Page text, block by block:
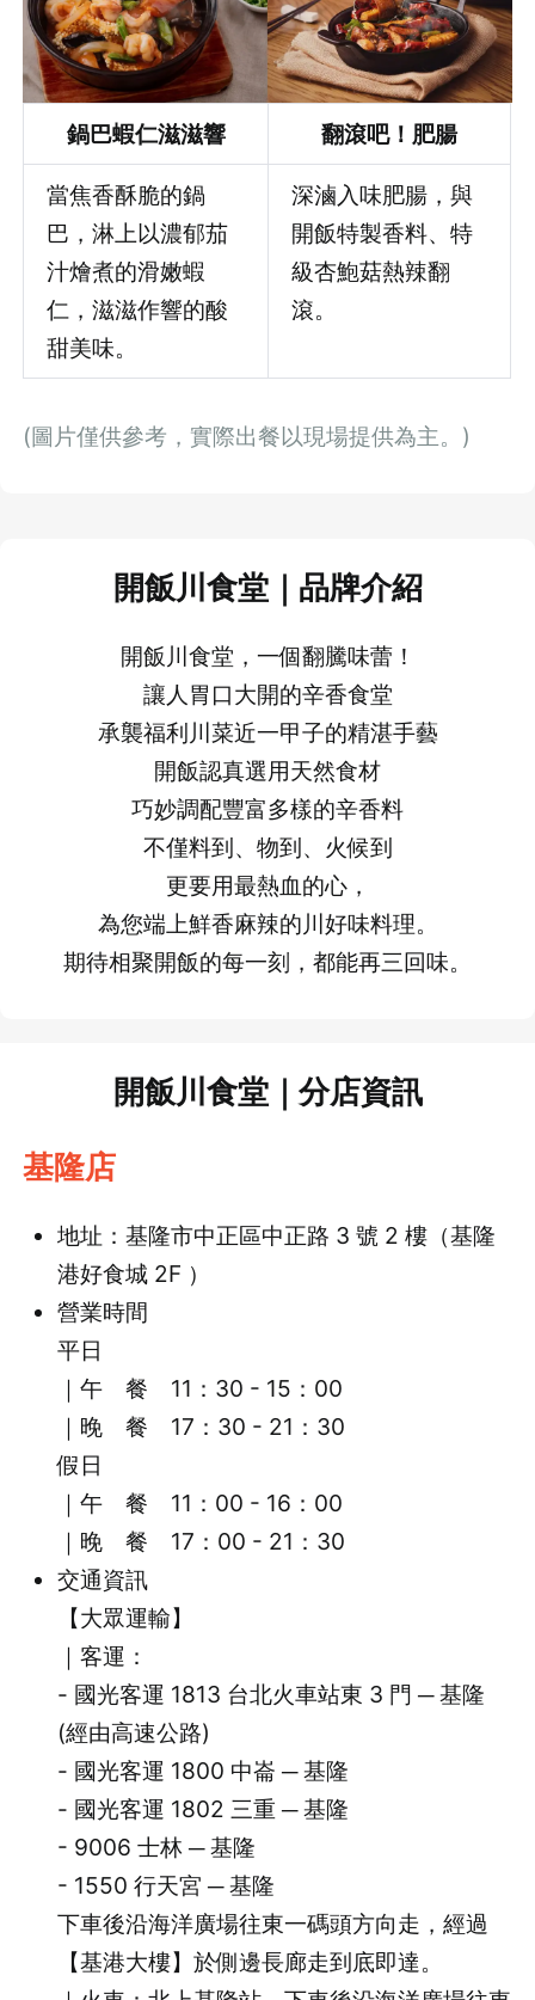
鍋巴蝦仁滋滋響 翻滾吧！肥腸
當焦香酥脆的鍋
巴，淋上以濃郁茄
汁燴煮的滑嫩蝦
仁，滋滋作響的酸
甜美味。
深滷入味肥腸，與
開飯特製香料、特
級杏鮑菇熱辣翻
滾。
(圖片僅供參考，實際出餐以現場提供為主。)
開飯川食堂｜品牌介紹
開飯川食堂，一個翻騰味蕾！
讓人胃口大開的辛香食堂
承襲福利川菜近一甲子的精湛手藝
開飯認真選用天然食材
巧妙調配豐富多樣的辛香料
不僅料到、物到、火候到
更要用最熱血的心，
為您端上鮮香麻辣的川好味料理。
期待相聚開飯的每一刻，都能再三回味。
開飯川食堂｜分店資訊
基隆店
地址：基隆市中正區中正路 3 號 2 樓（基隆
港好食城 2F ）
營業時間
平日
｜午 餐 11：30 - 15：00
｜晚 餐 17：30 - 21：30
假日
｜午 餐 11：00 - 16：00
｜晚 餐 17：00 - 21：30
交通資訊
【大眾運輸】
｜客運：
- 國光客運 1813 台北火車站東 3 門 ─ 基隆
(經由高速公路)
- 國光客運 1800 中崙 ─ 基隆
- 國光客運 1802 三重 ─ 基隆
- 9006 士林 ─ 基隆
- 1550 行天宮 ─ 基隆
下車後沿海洋廣場往東一碼頭方向走，經過
【基港大樓】於側邊長廊走到底即達。
先不要 確認